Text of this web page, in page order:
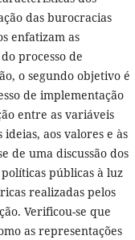
das burocracias
enfatizam as
processo de
o segundo objetivo é
de implementação
entre as variáveis
aos valores e às
de uma discussão dos
públicas à luz
realizadas pelos
Verificou-se que
as representações